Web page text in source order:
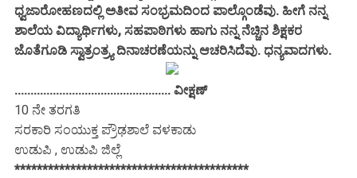
ಧ್ವಜಾರೋಹಣದಲ್ಲಿ ಅತೀವ ಸಂಭ್ರಮದಿಂದ ಪಾಲ್ಗೊಂಡೆವು. ಹೀಗೆ ನನ್ನ
ಶಾಲೆಯ ವಿದ್ಯಾರ್ಥಿಗಳು, ಸಹಪಾಠಿಗಳು ಹಾಗು ನನ್ನ ನೆಚ್ಚಿನ ಶಿಕ್ಷಕರ
ಜೊತೆಗೂಡಿ ಸ್ವಾತ್ರಂತ್ರ್ಯ ದಿನಾಚರಣೆಯನ್ನು ಆಚರಿಸಿದೆವು. ಧನ್ಯವಾದಗಳು.
................................................. ವೀಕ್ಷಣ್
10 ನೇ ತರಗತಿ
ಸರಕಾರಿ ಸಂಯುಕ್ತ ಪ್ರೌಢಶಾಲೆ ವಳಕಾಡು
ಉಡುಪಿ , ಉಡುಪಿ ಜಿಲ್ಲೆ
******************************************